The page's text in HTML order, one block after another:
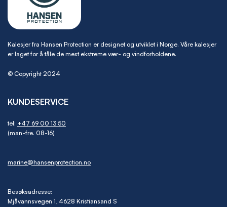
Kalesjer fra Hansen Protection er designet og utviklet i Norge. Våre kalesjer
er laget for å tåle de mest ekstreme vær- og vindforholdene.
© Copyright 2024
KUNDESERVICE
tel: +47 69 00 13 50
(man-fre. 08-16)
marine@hansenprotection.no
Besøksadresse:
Mjåvannsvegen 1, 4628 Kristiansand S